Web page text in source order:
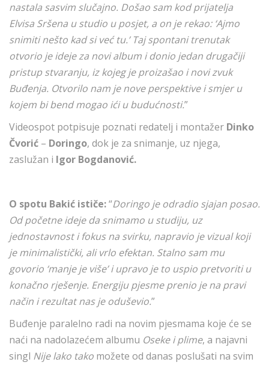
nastala sasvim slučajno. Došao sam kod prijatelja
Elvisa Sršena u studio u posjet, a on je rekao: ‘Ajmo
snimiti nešto kad si već tu.’ Taj spontani trenutak
otvorio je ideje za novi album i donio jedan drugačiji
pristup stvaranju, iz kojeg je proizašao i novi zvuk
Buđenja. Otvorilo nam je nove perspektive i smjer u
kojem bi bend mogao ići u budućnosti.”
Videospot potpisuje poznati redatelj i montažer Dinko
Čvorić – Doringo, dok je za snimanje, uz njega,
zaslužan i Igor Bogdanović.
O spotu Bakić ističe:“Doringo je odradio sjajan posao.
Od početne ideje da snimamo u studiju, uz
jednostavnost i fokus na svirku, napravio je vizual koji
je minimalistički, ali vrlo efektan. Stalno sam mu
govorio ‘manje je više’ i upravo je to uspio pretvoriti u
konačno rješenje. Energiju pjesme prenio je na pravi
način i rezultat nas je oduševio.”
Buđenje paralelno radi na novim pjesmama koje će se
naći na nadolazećem albumu Oseke i plime, a najavni
singl Nije lako tako možete od danas poslušati na svim